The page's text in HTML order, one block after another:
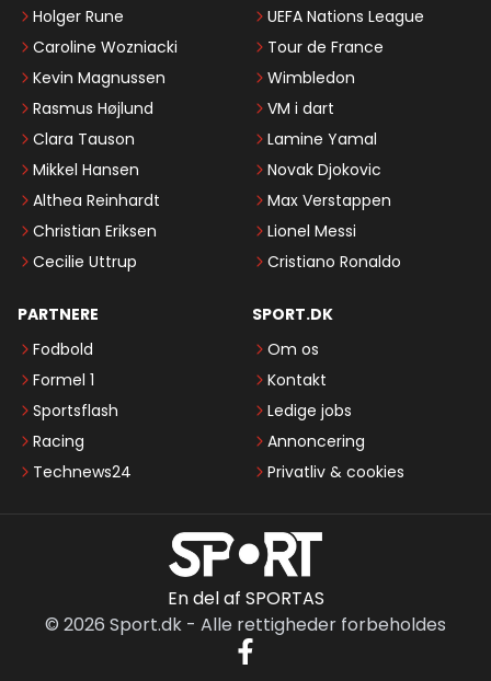
Holger Rune
Caroline Wozniacki
Kevin Magnussen
Rasmus Højlund
Clara Tauson
Mikkel Hansen
Althea Reinhardt
Christian Eriksen
Cecilie Uttrup
UEFA Nations League
Tour de France
Wimbledon
VM i dart
Lamine Yamal
Novak Djokovic
Max Verstappen
Lionel Messi
Cristiano Ronaldo
PARTNERE
Fodbold
Formel 1
Sportsflash
Racing
Technews24
SPORT.DK
Om os
Kontakt
Ledige jobs
Annoncering
Privatliv & cookies
En del af SPORTAS
© 2026 Sport.dk - Alle rettigheder forbeholdes